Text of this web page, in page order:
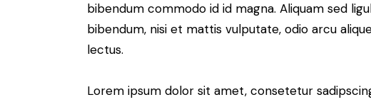
bibendum commodo id id magna. Aliquam sed
bibendum, nisi et mattis vulputate, odio arcu
lectus.
Lorem ipsum dolor sit amet, consetetur